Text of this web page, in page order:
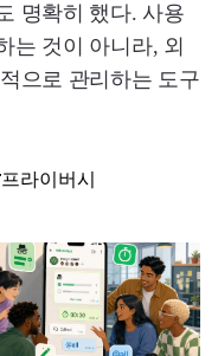
명확히 했다. 사용
는 것이 아니라, 외
으로 관리하는 도구
프라이버시